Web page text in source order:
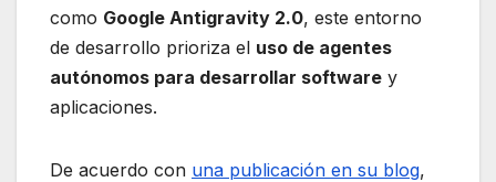
como Google Antigravity 2.0, este entorno
de desarrollo prioriza el uso de agentes
autónomos para desarrollar software y
aplicaciones.
De acuerdo con una publicación en su blog,